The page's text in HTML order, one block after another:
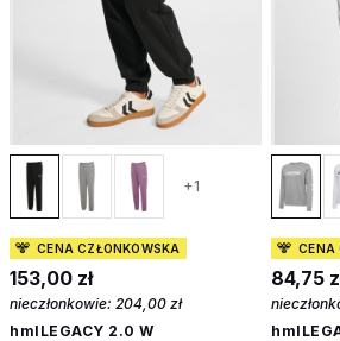
+1
CENA CZŁONKOWSKA
153,00 zł
nieczłonkowie: 204,00 zł
hmlLEGACY 2.0 W
CENA
84,75